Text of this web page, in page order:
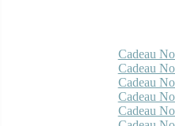
Cadeau
Cadeau
Cadeau
Cadeau
Cadeau